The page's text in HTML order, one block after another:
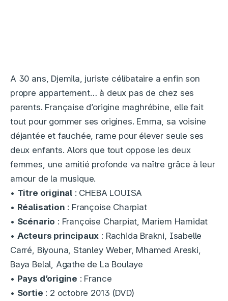
A 30 ans, Djemila, juriste célibataire a enfin son
propre appartement… à deux pas de chez ses
parents. Française d’origine maghrébine, elle fait
tout pour gommer ses origines. Emma, sa voisine
déjantée et fauchée, rame pour élever seule ses
deux enfants. Alors que tout oppose les deux
femmes, une amitié profonde va naître grâce à leur
amour de la musique.
• Titre original : CHEBA LOUISA
• Réalisation : Françoise Charpiat
• Scénario : Françoise Charpiat, Mariem Hamidat
• Acteurs principaux : Rachida Brakni, Isabelle
Carré, Biyouna, Stanley Weber, Mhamed Areski,
Baya Belal, Agathe de La Boulaye
• Pays d’origine : France
• Sortie : 2 octobre 2013 (DVD)